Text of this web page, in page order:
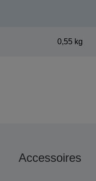
0,55 kg
Accessoires